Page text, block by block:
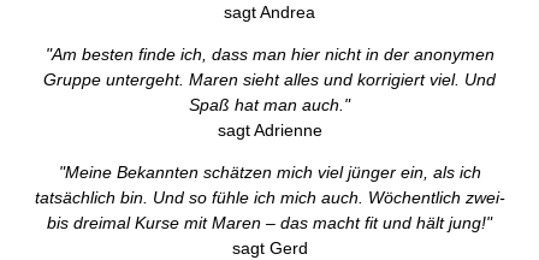
sagt Andrea
"Am besten finde ich, dass man hier nicht in der anonymen
Gruppe untergeht. Maren sieht alles und korrigiert viel. Und
Spaß hat man auch."
sagt Adrienne
"Meine Bekannten schätzen mich viel jünger ein, als ich
tatsächlich bin. Und so fühle ich mich auch. Wöchentlich zwei-
bis dreimal Kurse mit Maren – das macht fit und hält jung!"
sagt Gerd